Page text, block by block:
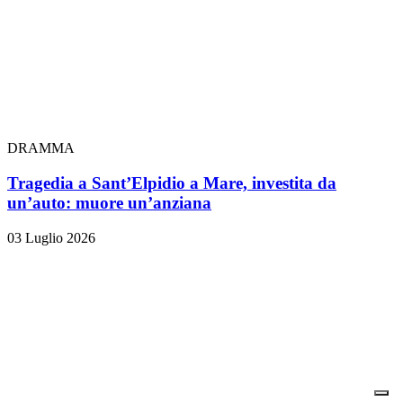
DRAMMA
Tragedia a Sant’Elpidio a Mare, investita da
un’auto: muore un’anziana
03 Luglio 2026